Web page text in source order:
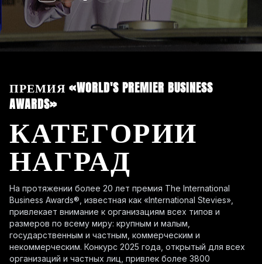
ПРЕМИЯ «WORLD'S PREMIER BUSINESS
AWARDS»
КАТЕГОРИИ
НАГРАД
На протяжении более 20 лет премия The International
Business Awards®, известная как «International Stevies»,
привлекает внимание к организациям всех типов и
размеров по всему миру: крупным и малым,
государственным и частным, коммерческим и
некоммерческим. Конкурс 2025 года, открытый для всех
организаций и частных лиц, привлек более 3800